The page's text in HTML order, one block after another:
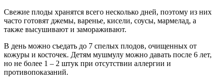
Свежие плоды хранятся всего несколько дней, поэтому из них
часто готовят джемы, варенье, кисели, соусы, мармелад, а
также высушивают и замораживают.
В день можно съедать до 7 спелых плодов, очищенных от
кожуры и косточек. Детям мушмулу можно давать после 6 лет,
но не более 1 – 2 штук при отсутствии аллергии и
противопоказаний.